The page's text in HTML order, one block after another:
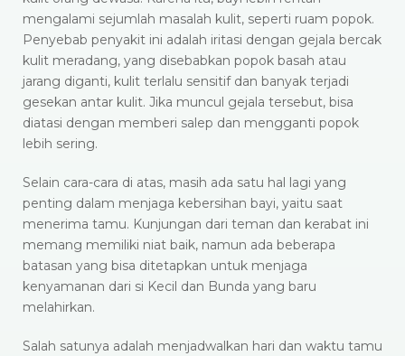
mengalami sejumlah masalah kulit, seperti ruam popok.
Penyebab penyakit ini adalah iritasi dengan gejala bercak
kulit meradang, yang disebabkan popok basah atau
jarang diganti, kulit terlalu sensitif dan banyak terjadi
gesekan antar kulit. Jika muncul gejala tersebut, bisa
diatasi dengan memberi salep dan mengganti popok
lebih sering.
Selain cara-cara di atas, masih ada satu hal lagi yang
penting dalam menjaga kebersihan bayi, yaitu saat
menerima tamu. Kunjungan dari teman dan kerabat ini
memang memiliki niat baik, namun ada beberapa
batasan yang bisa ditetapkan untuk menjaga
kenyamanan dari si Kecil dan Bunda yang baru
melahirkan.
Salah satunya adalah menjadwalkan hari dan waktu tamu